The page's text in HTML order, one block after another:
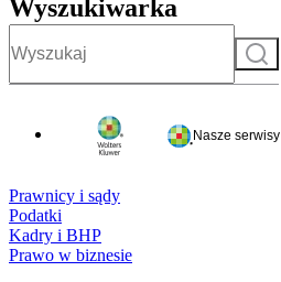
Wyszukiwarka
Szukaj
Nasze serwisy
Prawnicy i sądy
Podatki
Kadry i BHP
Prawo w biznesie